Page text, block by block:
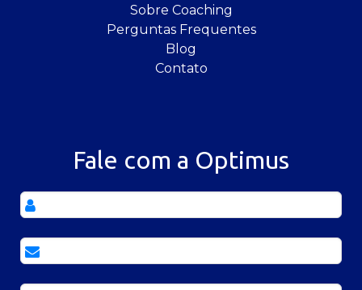
Sobre Coaching
Perguntas Frequentes
Blog
Contato
Fale com a Optimus